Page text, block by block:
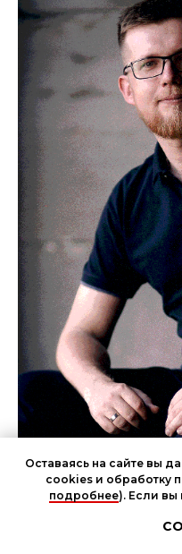
Владимир
Оставаясь на сайте вы
cookies и обработку
подробнее). Если вы